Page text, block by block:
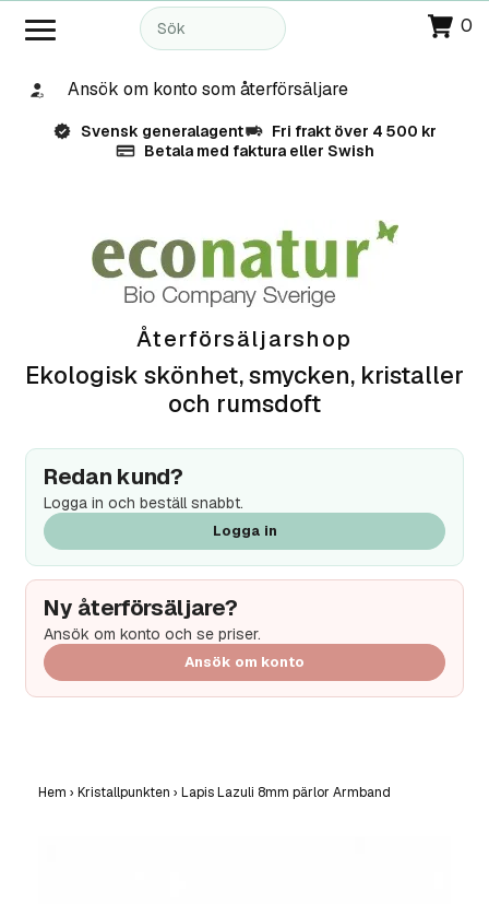
0
Ansök om konto som återförsäljare
Svensk generalagent
Fri frakt över 4 500 kr
Betala med faktura eller Swish
Återförsäljarshop
Ekologisk skönhet, smycken, kristaller
och rumsdoft
Redan kund?
Logga in och beställ snabbt.
Logga in
Ny återförsäljare?
Ansök om konto och se priser.
Ansök om konto
Hem › Kristallpunkten › Lapis Lazuli 8mm pärlor Armband